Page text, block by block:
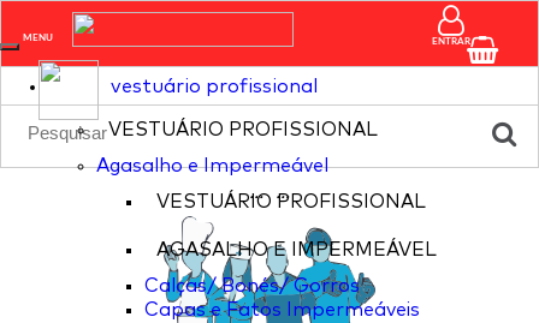
pagina nao existente
MENU
vestuário profissional
VESTUÁRIO PROFISSIONAL
Agasalho e Impermeável
VESTUÁRIO PROFISSIONAL
AGASALHO E IMPERMEÁVEL
Calças/ Bonés/ Gorros
Capas e Fatos Impermeáveis
ENTRAR
... ...